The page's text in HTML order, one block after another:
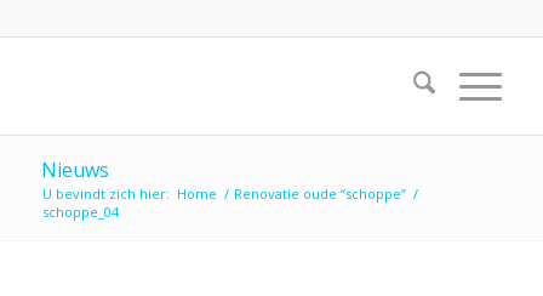
Nieuws
U bevindt zich hier: Home / Renovatie oude “schoppe” /
schoppe_04